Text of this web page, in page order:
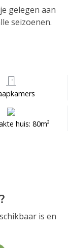
gelegen aan
seizoenen.
huis: 80m²
is en